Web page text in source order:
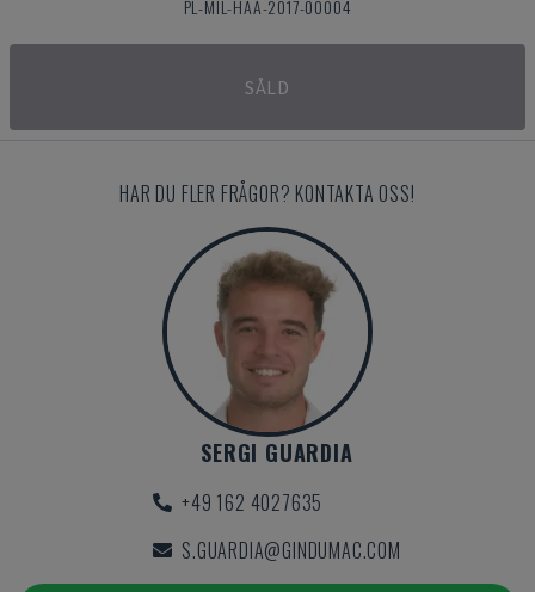
PL-MIL-HAA-2017-00004
SÅLD
HAR DU FLER FRÅGOR? KONTAKTA OSS!
SERGI GUARDIA
+49 162 4027635
S.GUARDIA@GINDUMAC.COM